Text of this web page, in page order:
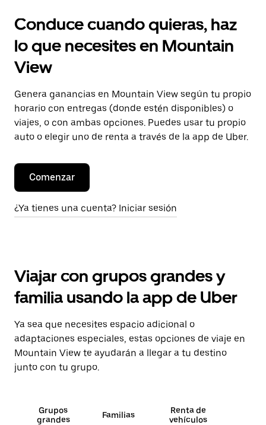
Conduce cuando quieras, haz
lo que necesites en Mountain
View
Genera ganancias en Mountain View según tu propio
horario con entregas (donde estén disponibles) o
viajes, o con ambas opciones. Puedes usar tu propio
auto o elegir uno de renta a través de la app de Uber.
Comenzar
¿Ya tienes una cuenta? Iniciar sesión
Viajar con grupos grandes y
familia usando la app de Uber
Ya sea que necesites espacio adicional o
adaptaciones especiales, estas opciones de viaje en
Mountain View te ayudarán a llegar a tu destino
junto con tu grupo.
Grupos
grandes
Familias
Renta de
vehículos